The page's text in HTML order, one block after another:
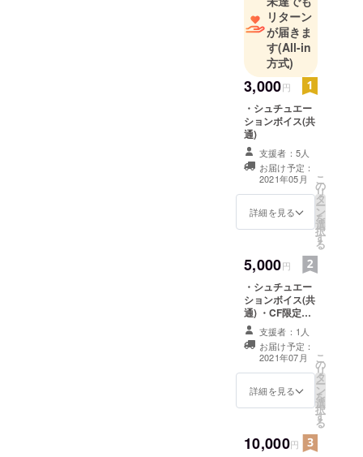
リターン
が届きま
す(All-in
方式)
3,000円
・シュチュエー
ションボイス(共
通)
支援者：5人
お届け予定：
2021年05月
詳細を見る
こ
の
リ
タ
ー
ン
を
選
択
す
る
5,000円
・シュチュエー
ションボイス(共
通) ・CF限定ア
クリルキーホル
ダー(デフォルメ
柄)
支援者：1人
お届け予定：
2021年07月
詳細を見る
こ
の
リ
タ
ー
ン
を
選
択
す
る
10,000円